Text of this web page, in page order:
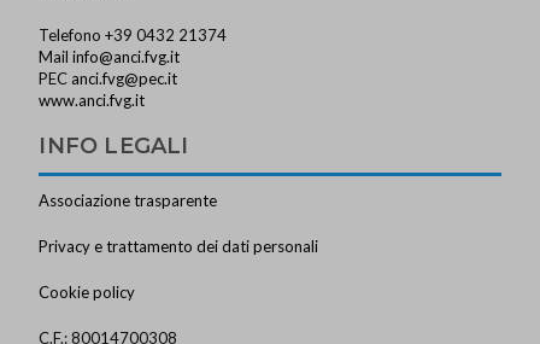
Telefono +39 0432 21374
Mailinfo@anci.fvg.it
PEC anci.fvg@pec.it
www.anci.fvg.it
INFO LEGALI
Associazione trasparente
Privacy e trattamento dei dati personali
Cookie policy
C.F.: 80014700308